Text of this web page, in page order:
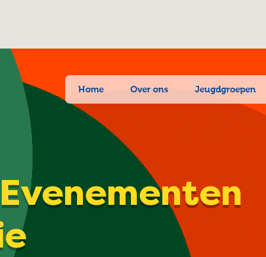
Home Over ons Jeugdgroepen